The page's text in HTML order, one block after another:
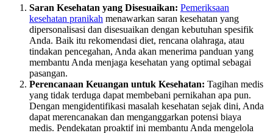
Saran Kesehatan yang Disesuaikan: Pemeriksaan
kesehatan pranikah menawarkan saran kesehatan yang
dipersonalisasi dan disesuaikan dengan kebutuhan spesifik
Anda. Baik itu rekomendasi diet, rencana olahraga, atau
tindakan pencegahan, Anda akan menerima panduan yang
membantu Anda menjaga kesehatan yang optimal sebagai
pasangan.
Perencanaan Keuangan untuk Kesehatan: Tagihan medis
yang tidak terduga dapat membebani pernikahan apa pun.
Dengan mengidentifikasi masalah kesehatan sejak dini, Anda
dapat merencanakan dan menganggarkan potensi biaya
medis. Pendekatan proaktif ini membantu Anda mengelola